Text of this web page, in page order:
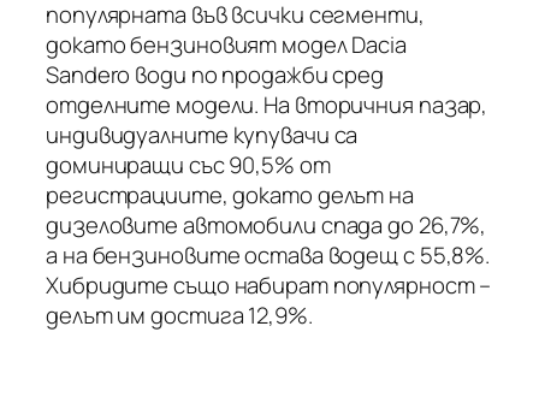
популярната във всички сегменти,
докато бензиновият модел Dacia
Sandero води по продажби сред
отделните модели. На вторичния пазар,
индивидуалните купувачи са
доминиращи със 90,5% от
регистрациите, докато делът на
дизеловите автомобили спада до 26,7%,
а на бензиновите остава водещ с 55,8%.
Хибридите също набират популярност –
делът им достига 12,9%.